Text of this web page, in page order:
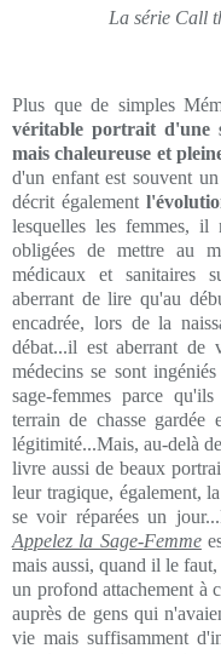
La série Call
Plus que de simples
véritable portrait d'une
mais chaleureuse et
d'un enfant est souvent
décrit également
lesquelles les femmes, il
obligées de mettre au
médicaux et sanitaires
aberrant de lire qu'au
encadrée, lors de la
débat...il est aberrant de
médecins se sont
sage-femmes parce
terrain de chasse gardée
légitimité...Mais, au-delà
livre aussi de beaux
leur tragique, également,
se voir réparées un
Appelez la Sage-Femme
mais aussi, quand il le faut,
un profond attachement à
auprès de gens qui
vie mais suffisamment